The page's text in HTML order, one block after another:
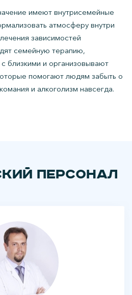
имеют внутрисемейные
атмосферу внутри
зависимостей
семейную терапию,
близкими и организовывают
помогают людям забыть о
и алкоголизм навсегда.
персонал